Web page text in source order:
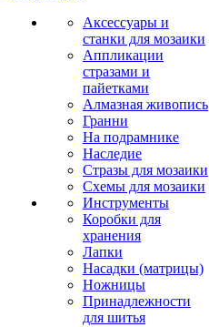
Аксессуары и
станки для мозаики
Аппликации
стразами и
пайетками
Алмазная живопись
Гранни
На подрамнике
Наследие
Стразы для мозаики
Схемы для мозаики
Инструменты
Коробки для
хранения
Лапки
Насадки (матрицы)
Ножницы
Принадлежности
для шитья